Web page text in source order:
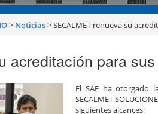
> Noticias>SECALMET renueva su
acreditación para
El SAE ha otorgado
SECALMET
siguientes alcances: